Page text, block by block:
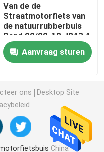
Van de de
Straatmotorfiets van
de natuurrubberbuis
Band 90/90-18 J843 4
PAREN 6 TT van het
Normale Wegparen
Gebruik Front Tire
Aanvraag sturen
ons
Desktop Site
motorfietsbuis China